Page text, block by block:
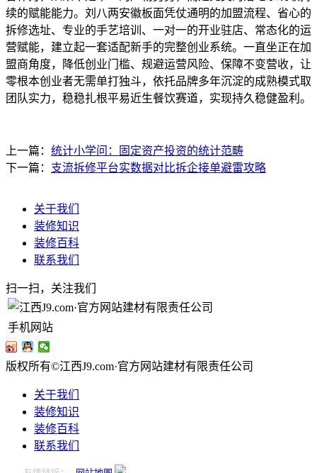
续的赋能能力。刘八两安徽板面凭仗通明的加盟流程、省心的
拆修选址、专业的手艺培训、一对一的开业驻店、常态化的运
营赋能，建立起一套适配新手的完整创业系统。一直坐正在加
盟商角度，降低创业门槛、规避运营风险、保障不变营收，让
零根本创业者无需单打独斗，依托品牌多年沉淀的成熟模式取
团队实力，稳稳扎根平易近生餐饮赛道，实现持久稳健盈利。
上一篇： 统计小学问：固定资产投资的统计范畴
下一篇： 支流拆修平台实数据对比拆企接单避雷攻略
关于我们
装修知识
装修百科
联系我们
扫一扫，关注我们
手机网站
版权所有©江西J9.com·官方网站建材有限责任公司
关于我们
装修知识
装修百科
联系我们